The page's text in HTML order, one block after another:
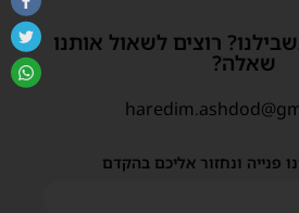
רוצים לשאול אותנו
שאלה?
פנייה ונחזור אליכם בהקדם